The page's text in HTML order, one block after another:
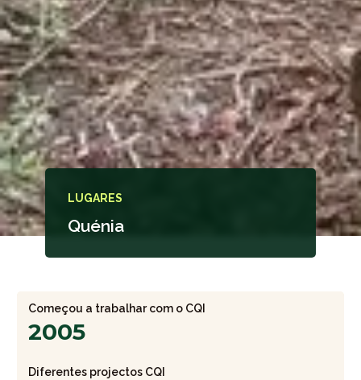
LUGARES
Quénia
Começou a trabalhar com o CQI
2005
Diferentes projectos CQI